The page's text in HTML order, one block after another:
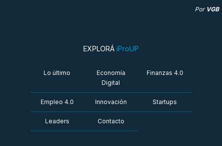
Por VGB
EXPLORÁ iProUP
Lo último
Economía
Digital
Finanzas 4.0
Empleo 4.0 Innovación Startups
Leaders Contacto